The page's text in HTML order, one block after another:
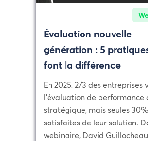
Évaluation nouvelle
génération : 5
font la différence
En 2025, 2/3 des entreprises
l’évaluation de performance
stratégique, mais seules
satisfaites de leur solution.
webinaire, David Guillocheau